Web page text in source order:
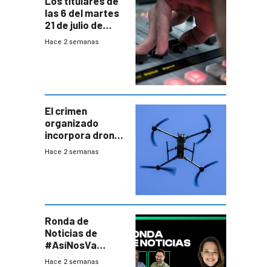
las 6 del martes
21 de julio de
2026
Hace 2 semanas
El crimen
organizado
incorpora drones
y abre un nuevo
Hace 2 semanas
Ronda de
Noticias de
#AsíNosVa
(20/7/26)
Hace 2 semanas